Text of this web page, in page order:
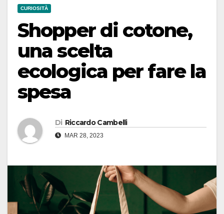
CURIOSITÀ
Shopper di cotone,
una scelta
ecologica per fare la
spesa
Di Riccardo Cambelli
MAR 28, 2023